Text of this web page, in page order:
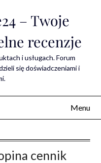
– Twoje
recenzje
i usługach. Forum
się doświadczeniami i
Menu
cennik